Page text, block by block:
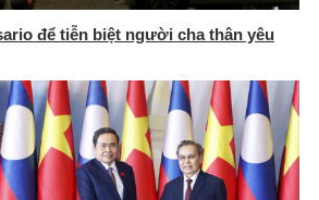
để tiễn biệt người cha thân yêu